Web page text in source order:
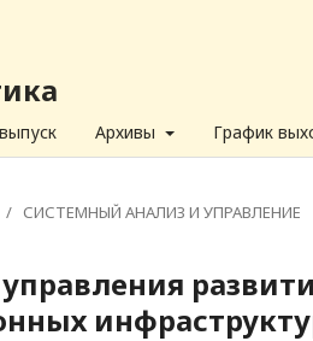
Архивы График
/ СИСТЕМНЫЙ АНАЛИЗ И УПРАВЛЕНИЕ